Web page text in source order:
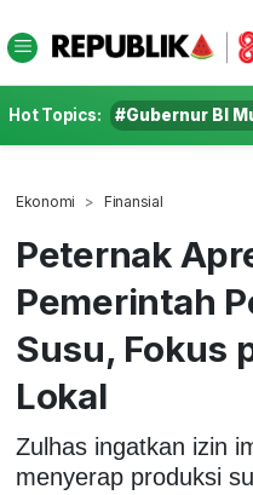
Hot Topics: #Gubernur BI
Ekonomi Finansial
Peternak
Pemerintah
Susu, Fokus
Lokal
Zulhas ingatkan izin
menyerap produksi